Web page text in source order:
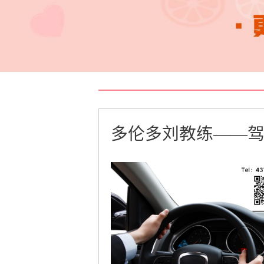
多伦多刘教练——